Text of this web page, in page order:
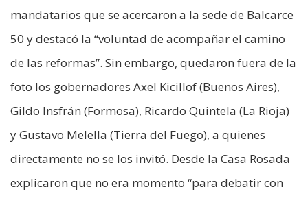
mandatarios que se acercaron a la sede de Balcarce
50 y destacó la “voluntad de acompañar el camino
de las reformas”. Sin embargo, quedaron fuera de la
foto los gobernadores Axel Kicillof (Buenos Aires),
Gildo Insfrán (Formosa), Ricardo Quintela (La Rioja)
y Gustavo Melella (Tierra del Fuego), a quienes
directamente no se los invitó. Desde la Casa Rosada
explicaron que no era momento “para debatir con